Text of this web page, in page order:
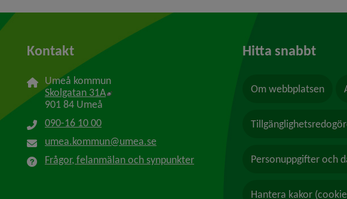
Kontakt
Umeå kommun
Skolgatan 31A Länk till annan webbplats, öppnas i nytt fönster.
901 84 Umeå
090-16 10 00
umea.kommun@umea.se
Frågor, felanmälan och synpunkter
Hitta snabbt
Om webbplatsen
Personuppgifter och
Hantera kakor